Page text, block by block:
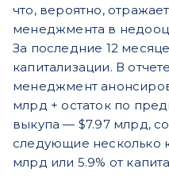
что, вероятно,
менеджмента в
За последние 12
капитализации. В
менеджмент
млрд + остаток по
выкупа — $7.97 млрд,
следующие несколько
млрд или 5.9% от